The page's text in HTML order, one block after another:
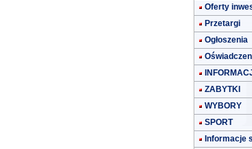
Oferty
Przetargi
Ogłoszenia
ZABYTKI
WYBORY
SPORT
Informacje